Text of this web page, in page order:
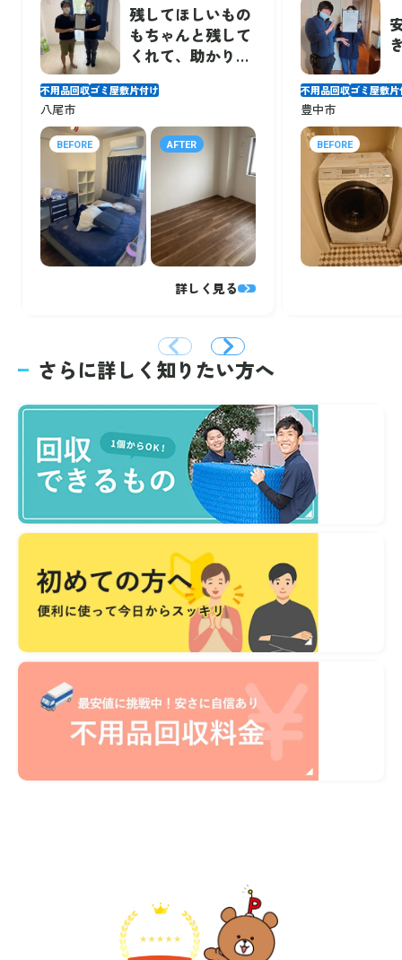
残してほしいもの
もちゃんと残して
くれて、助かりま
不用品回収ゴミ屋敷片付け
八尾市
BEFORE AFTER
詳しく見る
不用品回収ゴミ屋敷片
豊中市
BEFORE
さらに詳しく知りたい方へ